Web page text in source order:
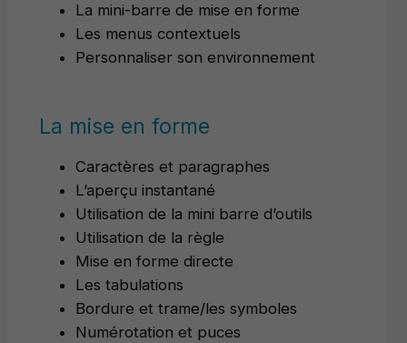
La mini-barre de mise en forme
Les menus contextuels
Personnaliser son environnement
La mise en forme
Caractères et paragraphes
L’aperçu instantané
Utilisation de la mini barre d’outils
Utilisation de la règle
Mise en forme directe
Les tabulations
Bordure et trame/les symboles
Numérotation et puces